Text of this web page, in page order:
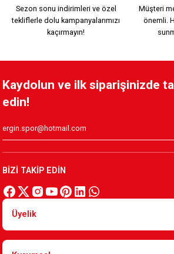
699,90 TL
BASKETBOL ŞORT MİKRO ERKEK
699,90 TL
Sezon sonu indirimleri ve özel
tekliflerle dolu kampanyalarımızı
kaçırmayın!
Müşteri
önemli.
Kaydolun ve ilk siparişinizde
edin!
BİZİ TAKİP EDİN
Üyelik